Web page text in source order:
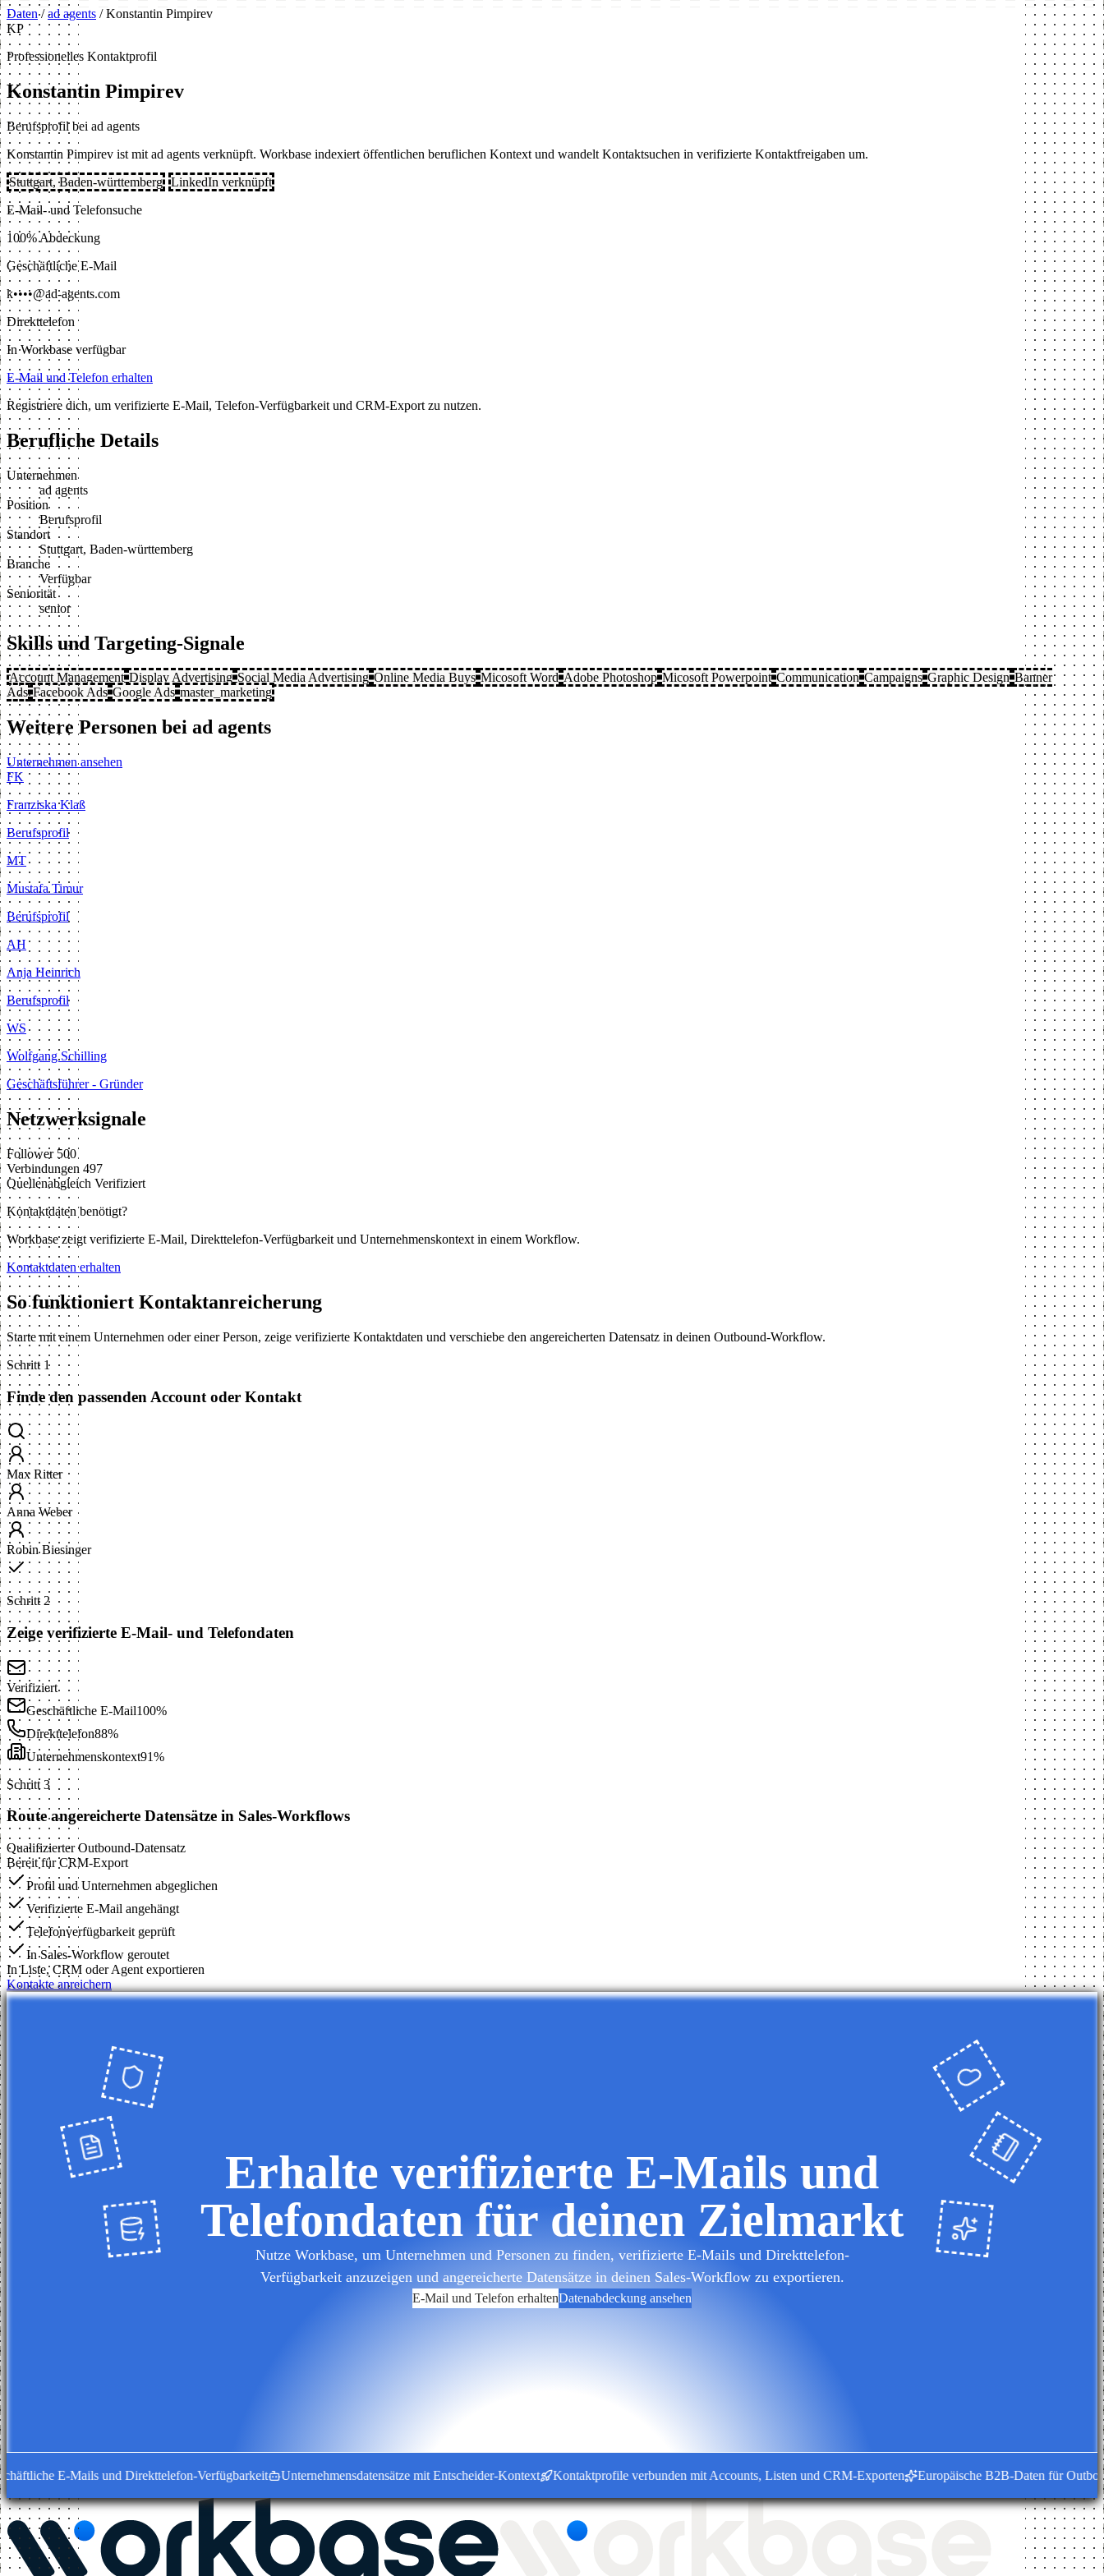
Daten / ad agents / Konstantin Pimpirev
KP
Professionelles Kontaktprofil
Konstantin Pimpirev
Berufsprofil bei ad agents
Konstantin Pimpirev ist mit ad agents verknüpft. Workbase indexiert öffentlichen beruflichen Kontext und wandelt Kontaktsuchen in verifizierte Kontaktfreigaben um.
Stuttgart, Baden-württemberg LinkedIn verknüpft
E-Mail- und Telefonsuche
100% Abdeckung
Geschäftliche E-Mail
k••••@ad-agents.com
Direkttelefon
In Workbase verfügbar
E-Mail und Telefon erhalten
Registriere dich, um verifizierte E-Mail, Telefon-Verfügbarkeit und CRM-Export zu nutzen.
Berufliche Details
Unternehmen
ad agents
Position
Berufsprofil
Standort
Stuttgart, Baden-württemberg
Branche
Verfügbar
Seniorität
senior
Skills und Targeting-Signale
Account Management Display Advertising Social Media Advertising Online Media Buys Micosoft Word Adobe Photoshop Micosoft Powerpoint Communication Campaigns Graphic Design Banner
Ads Facebook Ads Google Ads master_marketing
Weitere Personen bei ad agents
Unternehmen ansehen
FK
Franziska Klaß
Berufsprofil
MT
Mustafa Timur
Berufsprofil
AH
Anja Heinrich
Berufsprofil
WS
Wolfgang Schilling
Geschäftsführer - Gründer
Netzwerksignale
Follower 500
Verbindungen 497
Quellenabgleich Verifiziert
Kontaktdaten benötigt?
Workbase zeigt verifizierte E-Mail, Direkttelefon-Verfügbarkeit und Unternehmenskontext in einem Workflow.
Kontaktdaten erhalten
So funktioniert Kontaktanreicherung
Starte mit einem Unternehmen oder einer Person, zeige verifizierte Kontaktdaten und verschiebe den angereicherten Datensatz in deinen Outbound-Workflow.
Schritt 1
Finde den passenden Account oder Kontakt
Max Ritter
Anna Weber
Robin Biesinger
Schritt 2
Zeige verifizierte E-Mail- und Telefondaten
Verifiziert
Geschäftliche E-Mail100%
Direkttelefon88%
Unternehmenskontext91%
Schritt 3
Route angereicherte Datensätze in Sales-Workflows
Qualifizierter Outbound-Datensatz
Bereit für CRM-Export
Profil und Unternehmen abgeglichen
Verifizierte E-Mail angehängt
Telefonverfügbarkeit geprüft
In Sales-Workflow geroutet
In Liste, CRM oder Agent exportieren
Kontakte anreichern
Erhalte verifizierte E-Mails und
Telefondaten für deinen Zielmarkt
Nutze Workbase, um Unternehmen und Personen zu finden, verifizierte E-Mails und Direkttelefon-
Verfügbarkeit anzuzeigen und angereicherte Datensätze in deinen Sales-Workflow zu exportieren.
E-Mail und Telefon erhaltenDatenabdeckung ansehen
E-Mails und Direkttelefon-Verfügbarkeit Unternehmensdatensätze mit Entscheider-Kontext Kontaktprofile verbunden mit Accounts, Listen und CRM-Exporten Europäische B2B-Daten für Outbound-